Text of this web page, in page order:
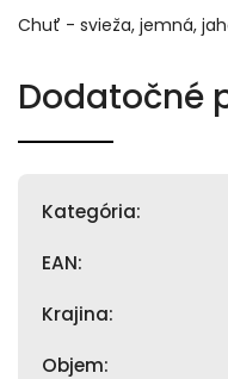
Chuť - svieža, jemná,
Dodatočné
Kategória:
EAN:
Krajina:
Objem: